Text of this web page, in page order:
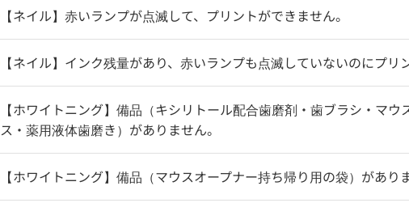
【ネイル】赤いランプが点滅して、プリントができません。
【ネイル】インク残量があり、赤いランプも点滅していないのにプリ
【ホワイトニング】備品（キシリトール配合歯磨剤・歯ブラシ・マウ
ス・薬用液体歯磨き）がありません。
【ホワイトニング】備品（マウスオープナー持ち帰り用の袋）があり